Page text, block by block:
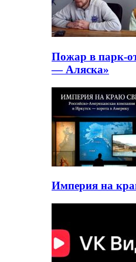
Пожар в парк-
— Аляска»
Империя на